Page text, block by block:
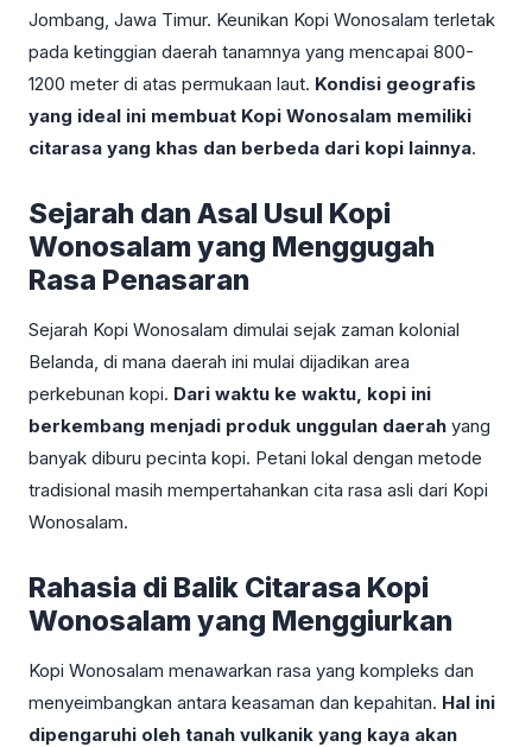
Jombang, Jawa Timur. Keunikan Kopi Wonosalam terletak
pada ketinggian daerah tanamnya yang mencapai 800-
1200 meter di atas permukaan laut. Kondisi geografis
yang ideal ini membuat Kopi Wonosalam memiliki
citarasa yang khas dan berbeda dari kopi lainnya.
Sejarah dan Asal Usul Kopi
Wonosalam yang Menggugah
Rasa Penasaran
Sejarah Kopi Wonosalam dimulai sejak zaman kolonial
Belanda, di mana daerah ini mulai dijadikan area
perkebunan kopi. Dari waktu ke waktu, kopi ini
berkembang menjadi produk unggulan daerah yang
banyak diburu pecinta kopi. Petani lokal dengan metode
tradisional masih mempertahankan cita rasa asli dari Kopi
Wonosalam.
Rahasia di Balik Citarasa Kopi
Wonosalam yang Menggiurkan
Kopi Wonosalam menawarkan rasa yang kompleks dan
menyeimbangkan antara keasaman dan kepahitan. Hal ini
dipengaruhi oleh tanah vulkanik yang kaya akan